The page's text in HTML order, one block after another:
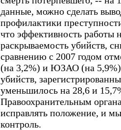
данные, можно сделать
профилактики
что эффективность работы
раскрываемость убийств,
сравнению с 2007 годом
(на 3,2%) и ЮЗАО (на
убийств,
уменьшилось на 28,6 и
Правоохранительным
исправлять положение, и
контроль.